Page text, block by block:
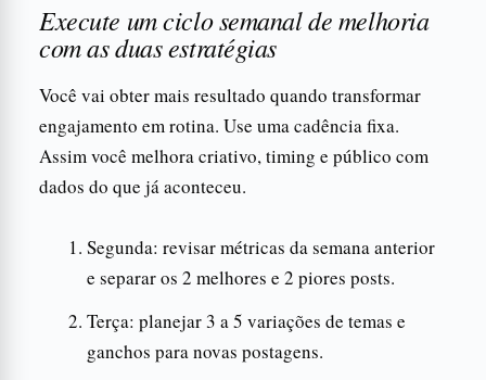
Execute um ciclo semanal de melhoria
com as duas estratégias
Você vai obter mais resultado quando transformar
engajamento em rotina. Use uma cadência fixa.
Assim você melhora criativo, timing e público com
dados do que já aconteceu.
Segunda: revisar métricas da semana anterior
e separar os 2 melhores e 2 piores posts.
Terça: planejar 3 a 5 variações de temas e
ganchos para novas postagens.